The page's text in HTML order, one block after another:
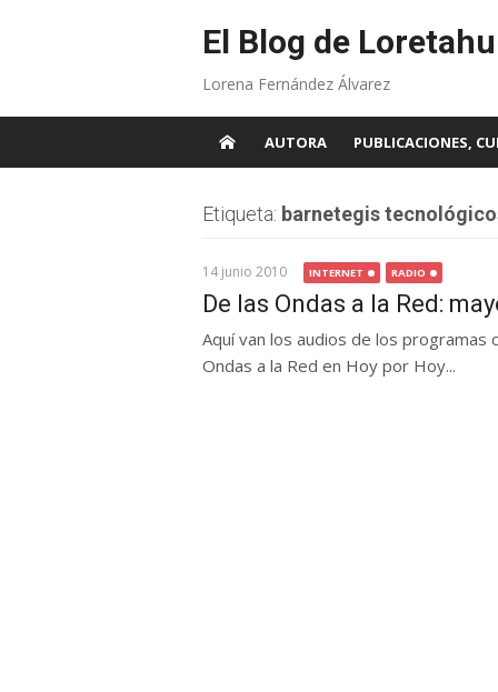
El Blog de
Lorena Fernández Álvarez
AUTORA PUBLICACIONES,
Etiqueta: barnetegis
14 junio 2010 INTERNET RADIO
De las Ondas a la Red:
Aquí van los audios de los
Ondas a la Red en Hoy por Hoy...